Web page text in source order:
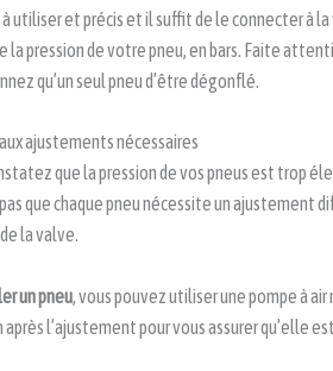
utiliser et précis et il suffit de le connecter à
la pression de votre pneu, en bars. Faite
qu’un seul pneu d’être dégonflé.
ajustements nécessaires
que la pression de vos pneus est trop
pas que chaque pneu nécessite un ajustement
la valve.
un pneu, vous pouvez utiliser une pompe à
après l’ajustement pour vous assurer qu’elle